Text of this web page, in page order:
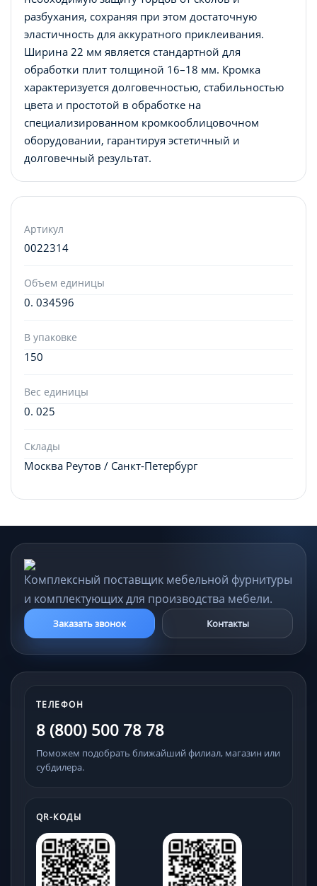
разбухания, сохраняя при этом достаточную
эластичность для аккуратного приклеивания.
Ширина 22 мм является стандартной для
обработки плит толщиной 16–18 мм. Кромка
характеризуется долговечностью, стабильностью
цвета и простотой в обработке на
специализированном кромкооблицовочном
оборудовании, гарантируя эстетичный и
долговечный результат.
Артикул
0022314
Объем единицы
0. 034596
В упаковке
150
Вес единицы
0. 025
Склады
Москва Реутов / Санкт-Петербург
Комплексный поставщик мебельной фурнитуры
и комплектующих для производства мебели.
Заказать звонок Контакты
ТЕЛЕФОН
8 (800) 500 78 78
Поможем подобрать ближайший филиал, магазин или
субдилера.
QR-КОДЫ